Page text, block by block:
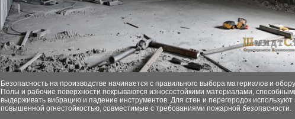
Безопасность на производстве начинается с правильного выбора материалов и
Полы и рабочие поверхности покрываются износостойкими материалами,
выдерживать вибрацию и падение инструментов. Для стен и перегородок используют
повышенной огнестойкостью, совместимые с требованиями пожарной безопасности.